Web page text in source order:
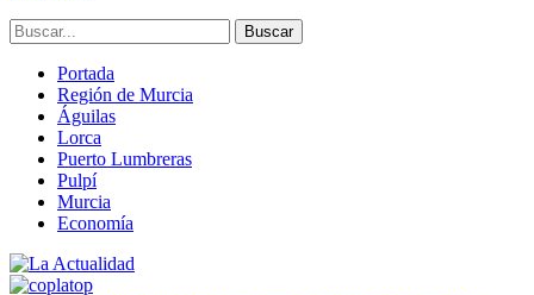
Portada
Región de Murcia
Águilas
Lorca
Puerto Lumbreras
Pulpí
Murcia
Economía